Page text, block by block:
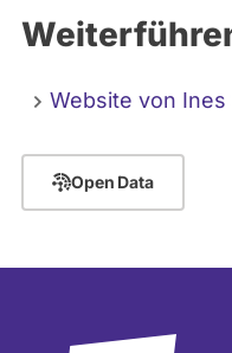
Website von
Open Data